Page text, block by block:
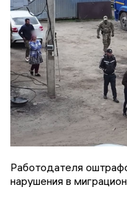
Работодателя
нарушения в